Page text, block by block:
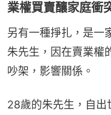
業權買賣釀家庭衝
另有一種掙扎，是一
朱先生，因在賣業權
吵架，影響關係。
28歲的朱先生，自出